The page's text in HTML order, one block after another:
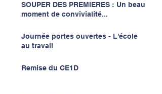
SOUPER DES PREMIERES : Un beau
moment de convivialité...
Journée portes ouvertes - L'école
au travail
Remise du CE1D